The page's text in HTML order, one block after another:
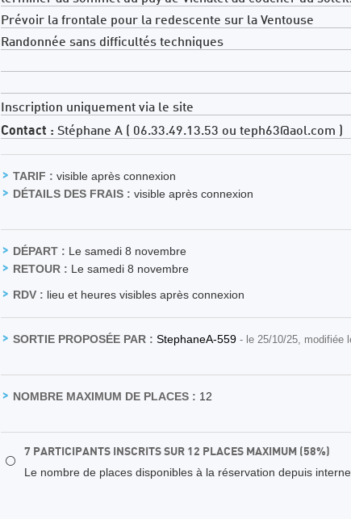
Prévoir la frontale pour la redescente sur la Ventouse
Randonnée sans difficultés techniques
Inscription uniquement via le site
Contact : Stéphane A ( 06.33.49.13.53 ou teph63@aol.com )
TARIF : visible après connexion
DÉTAILS DES FRAIS : visible après connexion
DÉPART : Le samedi 8 novembre
RETOUR : Le samedi 8 novembre
RDV : lieu et heures visibles après connexion
SORTIE PROPOSÉE PAR : StephaneA-559 - le 25/10/25, modifiée
NOMBRE MAXIMUM DE PLACES : 12
⚪
7 PARTICIPANTS INSCRITS SUR 12 PLACES MAXIMUM (58%)
Le nombre de places disponibles à la réservation depuis